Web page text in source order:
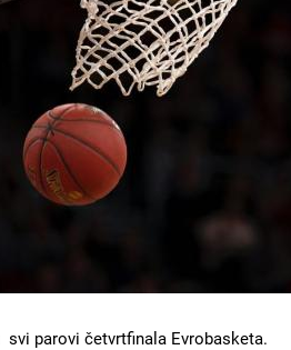
svi parovi četvrtfinala Evrobasketa.